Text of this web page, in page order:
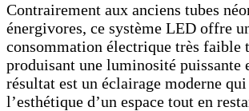
Contrairement aux anciens tubes
énergivores, ce système LED offre
consommation électrique très faible
produisant une luminosité puissante
résultat est un éclairage moderne
l’esthétique d’un espace tout en